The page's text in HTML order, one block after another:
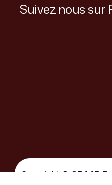
Suivez nous sur
Copyright © GRAAD